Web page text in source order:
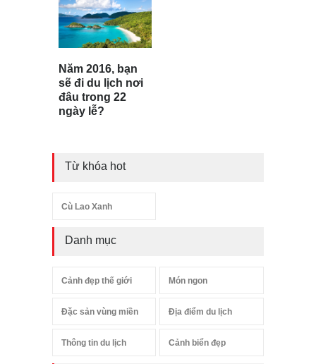
Năm 2016, bạn
sẽ đi du lịch nơi
đâu trong 22
ngày lễ?
Từ khóa hot
Cù Lao Xanh
Danh mục
Cảnh đẹp thế giới Món ngon
Đặc sản vùng miền Địa điểm du lịch
Thông tin du lịch Cảnh biển đẹp